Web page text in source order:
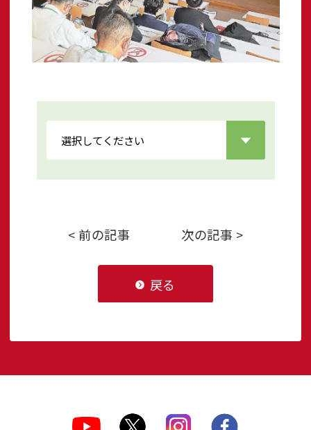
< 前の記事 次の記事 >
戻る